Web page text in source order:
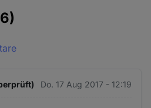
Do. 17 Aug 2017 - 12:19